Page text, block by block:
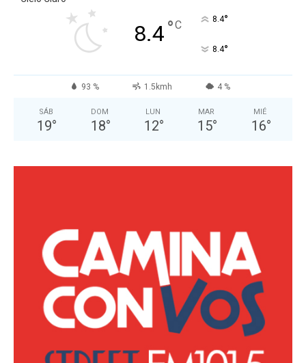
8.4°C 8.4°
8.4°
93 % 1.5kmh 4 %
SÁB
19°
DOM
18°
LUN
12°
MAR
15°
MIÉ
16°